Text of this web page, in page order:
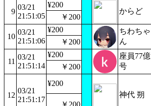
9
03/21
21:51:05
¥200
からど
￥200
10
03/21
21:51:06
¥200
ちわちゃ
ん
￥200
11
03/21
21:51:14
¥200
座員77億
号
￥200
12
03/21
21:51:17
¥200
神代 朔
￥200